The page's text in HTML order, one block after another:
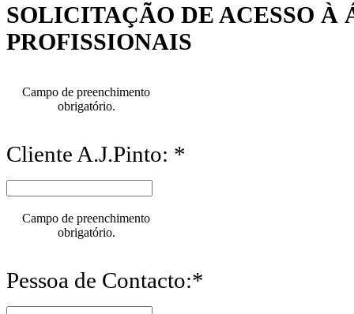
SOLICITAÇÃO DE ACESSO À
PROFISSIONAIS
Campo de preenchimento
obrigatório.
Cliente A.J.Pinto: *
Campo de preenchimento
obrigatório.
Pessoa de Contacto:*